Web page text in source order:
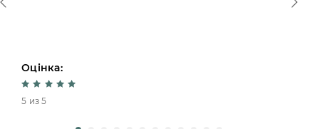
Оцінка:
5 из 5